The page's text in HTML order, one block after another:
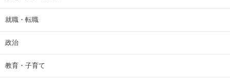
就職・転職
政治
教育・子育て